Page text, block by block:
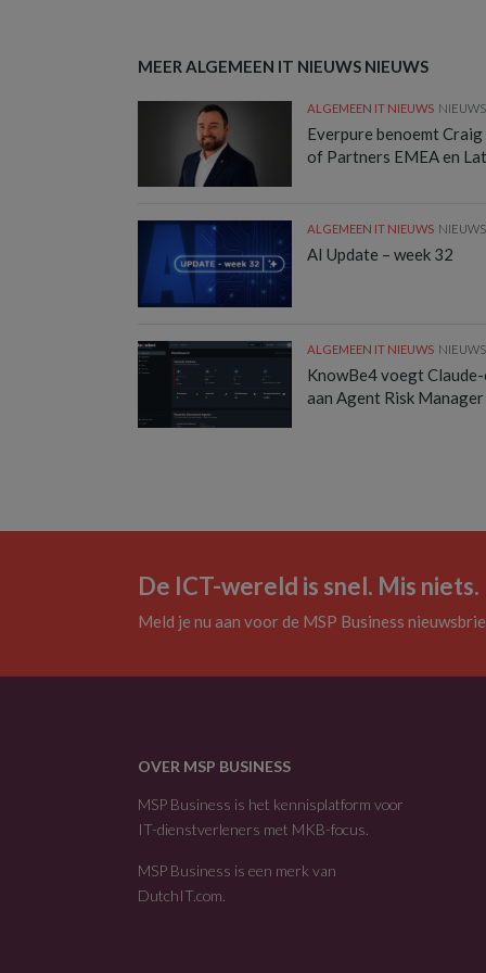
MEER ALGEMEEN IT NIEUWS NIEUWS
ALGEMEEN IT NIEUWS NIEUWS
Everpure benoemt
of Partners EMEA en
ALGEMEEN IT NIEUWS NIEUWS
AI Update – week 32
ALGEMEEN IT NIEUWS NIEUWS
KnowBe4 voegt
aan Agent Risk Manager
De ICT-wereld is snel. Mis niets.
Meld je nu aan voor de MSP Business
OVER MSP BUSINESS
MSP Business is het kennisplatform voor
IT-dienstverleners met MKB-focus.
MSP Business is een merk van
DutchIT.com